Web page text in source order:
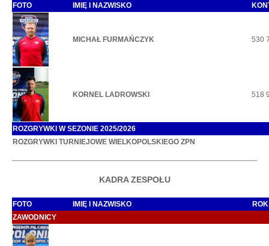
FOTO IMIĘ I NAZWISKO
MICHAŁ FURMAŃCZYK 530
KORNEL LADROWSKI 518
ROZGRYWKI W SEZONIE 2025/2026
ROZGRYWKI TURNIEJOWE WIELKOPOLSKIEGO ZPN
KADRA ZESPOŁU
FOTO IMIĘ I NAZWISKO
ZAWODNICY